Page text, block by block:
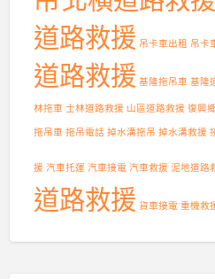
道路救援 吊卡車出租 吊卡
道路救援 基隆拖吊車 基隆
林拖車 士林道路救援 山區道路救援 復興
拖吊車 拖吊電話 掉水溝拖吊 掉水溝救援
援 汽車托運 汽車接電 汽車救援 泥地道路
道路救援 貨車接電 重機救